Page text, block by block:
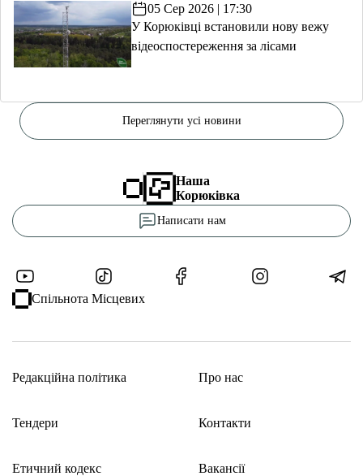
05 Сер 2026 | 17:30
У Корюківці встановили нову вежу
відеоспостереження за лісами
Переглянути усі новини
Наша
Корюківка
Написати нам
Спільнота Місцевих
Редакційна політика
Тендери
Етичний кодекс
Про нас
Контакти
Вакансії